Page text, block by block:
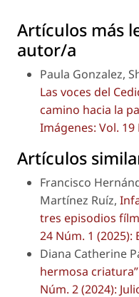
Artículos más
autor/a
Paula Gonzalez,
Las voces del
camino hacia la
Imágenes: Vol.
Artículos
Francisco
Martínez Ruíz,
tres episodios
24 Núm. 1 (2025):
Diana Catherine
hermosa criatura”
Núm. 2 (2024):